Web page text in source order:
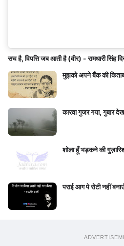
सच है, विपत्ति जब आती है (वीर) - रामधारी सिंह
मुझको अपने बैंक की किताब
कारवा गुजर गया, गुबार
शोला हूँ भड़कने की
पराई आग पे रोटी नहीं